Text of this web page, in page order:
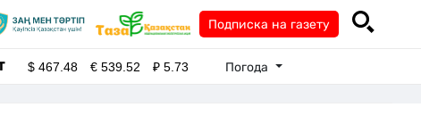
Подписка на газету
$467.48 €539.52 ₽5.73 Погода